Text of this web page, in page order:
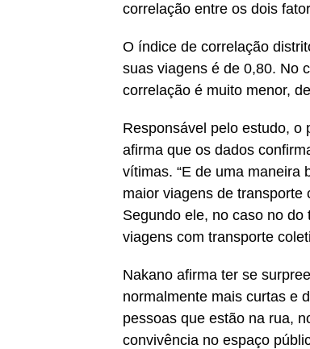
correlação entre os dois
O índice de correlação
suas viagens é de 0,80. No
correlação é muito menor,
Responsável pelo estudo, o
afirma que os dados
vítimas. “E de uma maneira
maior viagens de transporte
Segundo ele, no caso no
viagens com transporte
Nakano afirma ter se
normalmente mais curtas e
pessoas que estão na rua,
convivência no espaço